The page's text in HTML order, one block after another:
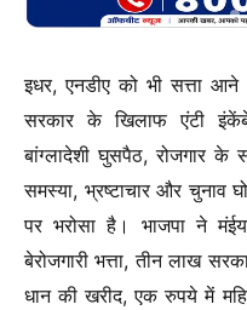
इधर, एनडीए को भी सत्ता
सरकार के खिलाफ एंटी
बांग्लादेशी घुसपैठ, रोजगार
समस्या, भ्रष्टाचार और चुनाव
पर भरोसा है। भाजपा ने
बेरोजगारी भत्ता, तीन लाख
धान की खरीद, एक रुपये में